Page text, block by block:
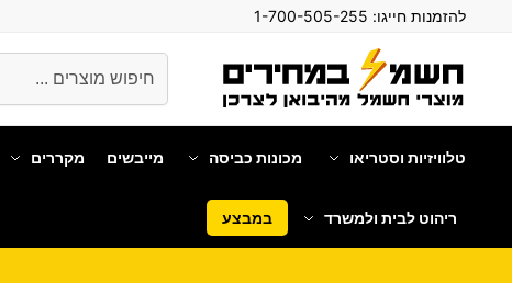
להזמנות חייגו:
טלוויזיות וסטריאו מכונות כביסה מייבשים מקררים
ריהוט לבית ולמשרד במבצע